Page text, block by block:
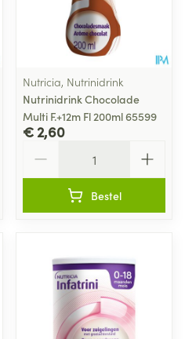
Nutricia, Nutrinidrink
Nutrinidrink Chocolade
Multi F.+12m Fl 200ml 65599
€ 2,60
Bestel